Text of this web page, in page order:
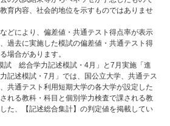
育内容、社会的地位を示すものではありませ
により、偏差値・共通テスト得点率が表示
過去に実施した模試の偏差値・共通テスト得
場合があります。
総合学力記述模試・4月」と7月実施「進
記述模試・7月」では、国公立大学、共通テス
共通テスト利用短期大学の各大学が設定した
れる教科・科目と個別学力検査で課される教
た、【記述総合集計】の判定値を掲載してい